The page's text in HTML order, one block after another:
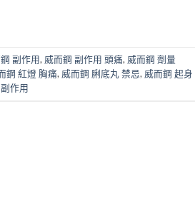
副作用, 威而鋼 副作用 頭痛, 威而鋼 劑量
鋼 紅燈 胸痛, 威而鋼 脷底丸 禁忌, 威而鋼 起身
作用